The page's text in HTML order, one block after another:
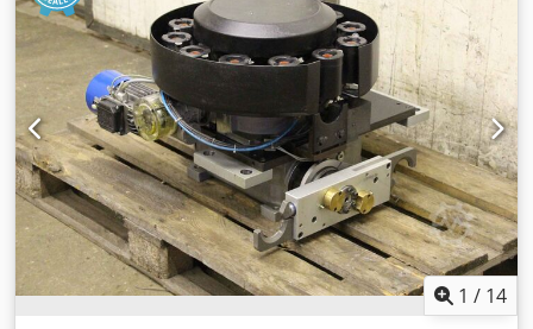
1 / 14